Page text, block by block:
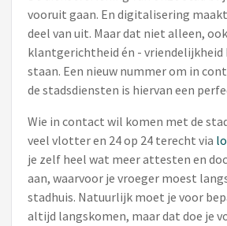
vooruit gaan. En digitalisering
deel van uit. Maar dat niet alleen,
klantgerichtheid én -
staan. Een nieuw nummer om in
de stadsdiensten is hiervan een
Wie in contact wil komen met de
veel vlotter en 24 op 24 terecht via
je zelf heel wat meer attesten en
aan, waarvoor je vroeger moest
stadhuis. Natuurlijk moet je voor
altijd langskomen, maar dat doe je